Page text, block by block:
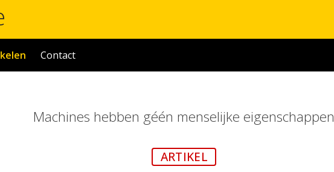
Contact
Machines hebben géén menselijke eigenschappen
ARTIKEL